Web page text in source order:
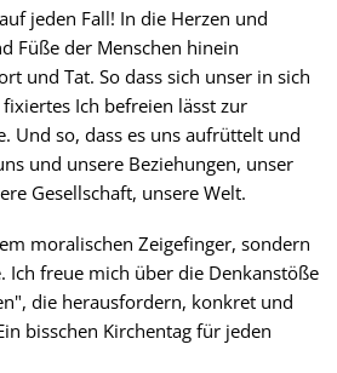
jeden Fall! In die Herzen und
Füße der Menschen hinein
und Tat. So dass sich unser in sich
Ich befreien lässt zur
Und so, dass es uns aufrüttelt und
und unsere Beziehungen, unser
Gesellschaft, unsere Welt.
moralischen Zeigefinger, sondern
Ich freue mich über die Denkanstöße
die herausfordern, konkret und
bisschen Kirchentag für jeden